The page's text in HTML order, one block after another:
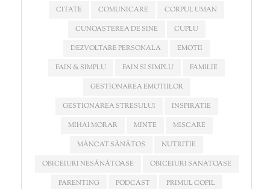
CITATE
COMUNICARE
CORPUL UMAN
CUNOAȘTEREA DE SINE
CUPLU
DEZVOLTARE PERSONALA
EMOTII
FAIN & SIMPLU
FAIN SI SIMPLU
FAMILIE
GESTIONAREA EMOTIILOR
GESTIONAREA STRESULUI
INSPIRATIE
MIHAI MORAR
MINTE
MISCARE
MÂNCAT SĂNĂTOS
NUTRITIE
OBICEIURI NESĂNĂTOASE
OBICEIURI SANATOASE
PARENTING
PODCAST
PRIMUL COPIL